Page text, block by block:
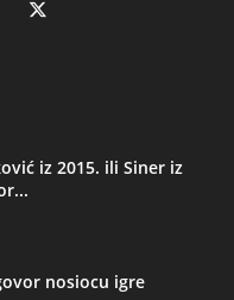
iz 2015. ili Siner iz
nosiocu igre